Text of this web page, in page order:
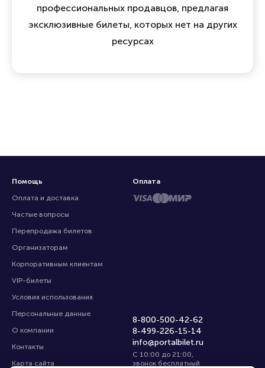
профессиональных продавцов, предлагая
эксклюзивные билеты, которых нет на других
ресурсах
Помощь
Оплата и доставка
Частые вопросы
Перепродажа билетов
Организаторам
Корпоративным клиентам
VIP-билеты
Условия использования
Персональные данные
О компании
Контакты
Карта сайта
8-800-500-42-62
8-499-226-15-14
info@portalbilet.ru
С 10:00 до 21:00,
звонок бесплатный
Оплата